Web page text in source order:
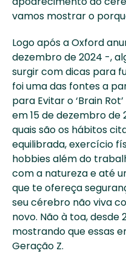
vamos mostrar o
Logo após a Oxford
dezembro de 2024 -,
surgir com dicas para
foi uma das fontes a
para Evitar o ‘Brain
em 15 de dezembro de
quais são os hábitos
equilibrada, exercício
hobbies além do
com a natureza e até
que te ofereça
seu cérebro não viva
novo. Não à toa, desde
mostrando que essas
Geração Z.